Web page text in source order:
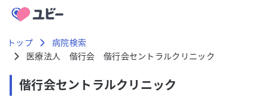
トップ
病院検索
医療法人 偕行会 偕行会セントラルクリニック
偕行会セントラルクリニック